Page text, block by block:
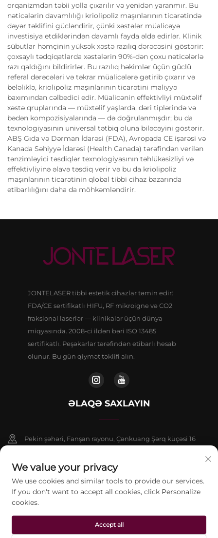
orqanizmdən təbii yolla çıxarılır və yenidən yaranmır. Bu
nəticələrin davamlılığı kriolipoliz maşınlarının ticarətində
dəyər təklifini gücləndirir, çünki xəstələr müalicəyə
investisiya etdiklərindən davamlı fayda əldə edirlər. Klinik
sübutlar həmçinin yüksək xəstə razılıq dərəcəsini göstərir:
çoxsaylı tədqiqatlarda xəstələrin 90%-dən çoxu nəticələrlə
razı qaldığını bildirirlər. Bu razılıq həkimlər üçün güclü
referal dərəcələri və təkrar müalicələrə gətirib çıxarır və
beləliklə, kriolipoliz maşınlarının ticarətini maliyyə
baxımından cəlbedici edir. Müalicənin effektivliyi müxtəlif
xəstə qruplarında — müxtəlif yaşlarda, dəri tiplərində və
bədən kompozisiyalarında — də doğrulanmışdır; bu da
texnologiyasının universal tətbiq oluna biləcəyini göstərir.
ABŞ Gıda və Dərman İdarəsi (FDA), Avropada CE işarəsi və
Kanada Səhiyyə İdarəsi (Health Canada) tərəfindən verilən
tənzimləyici təsdiqlər texnologiyasının təhlükəsizliyi və
effektivliyinə əlavə təsdiq verir və bu da kriolipoliz
maşınlarının ticarətinin qlobal tibbi cihaz bazarında
etibarlılığını daha da möhkəmləndirir.
JONTELASER tibbi estetik cihazlar təmin edir:
FDA/CE sertifikatlı HIFU, RF mikroigne və CO2
fraksional laserlər — klinikalar üçün dünya
miqyasında. 2008-ci ildən bəri ISO 13485
sertifikatlı. Peşəkarlar tərəfindən etibarlı hesab
olunur. Bu gün qiymət təklifi alın.
ƏLAQƏ SAXLAYIN
Pekin şəhəri, Fanşan rayonu, Çənkuang Şərq küçəsi 16
+86-13911459627
[email protected]
© 2026 Pekin Jontelaser Texnologiya Şirkəti Məhdud Məsuliyyətli
Cəmiyyəti. Bütün hüquqlar qorunur. Gizlilik Siyasəti
We value your privacy
We use cookies and similar tools to provide our services.
If you don't want to accept all cookies, click Personalize
cookies.
Accept all